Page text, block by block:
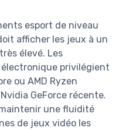
esport de niveau
afficher les jeux à un
élevé. Les
privilégient
ou AMD Ryzen
GeForce récente.
une fluidité
de jeux vidéo les